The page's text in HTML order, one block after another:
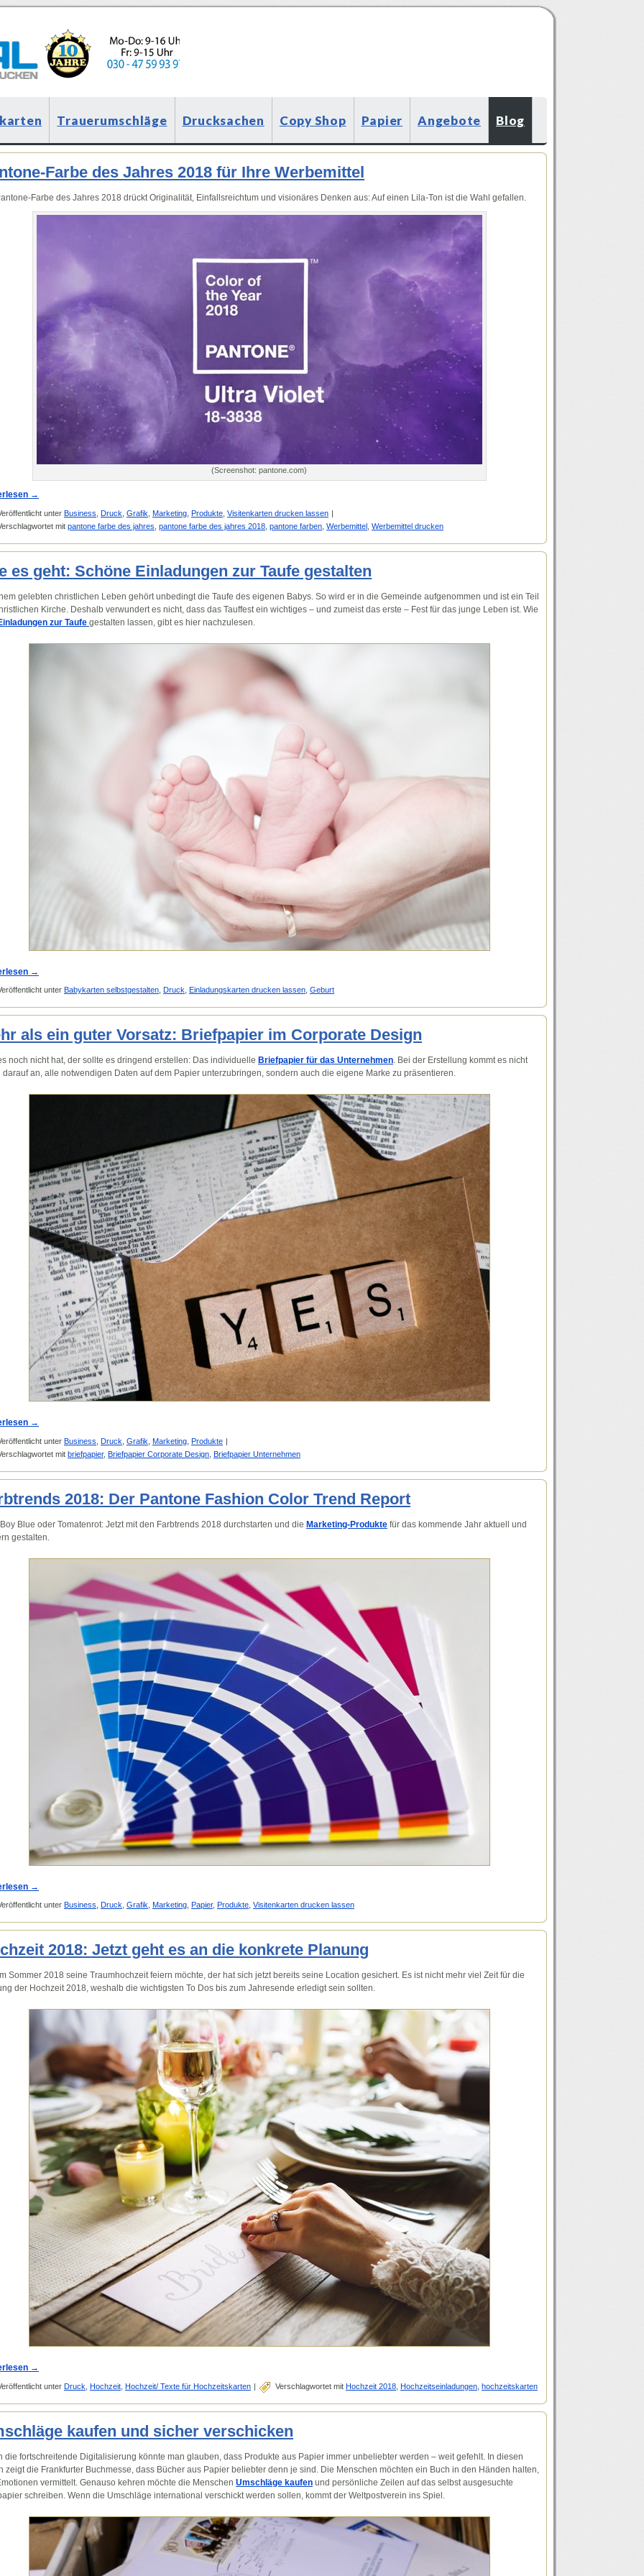
Trauerumschläge Drucksachen Copy Shop Papier Angebote Blog
Farbe des Jahres 2018 für Ihre Werbemittel
Farbe des Jahres 2018 drückt Originalität, Einfallsreichtum und visionäres Denken aus: Auf einen Lila-Ton ist die Wahl gefallen.
(Screenshot: pantone.com)
→
unter Business Druck Grafik Marketing Produkte Visitenkarten drucken lassen |
mit pantone farbe des jahres pantone farbe des jahres 2018 pantone farben Werbemittel Werbemittel drucken
es geht: Schöne Einladungen zur Taufe gestalten
gelebten christlichen Leben gehört unbedingt die Taufe des eigenen Babys. So wird er in die Gemeinde aufgenommen und ist ein Teil
Kirche. Deshalb verwundert es nicht, dass das Tauffest ein wichtiges – und zumeist das erste – Fest für das junge Leben ist. Wie
zur Taufe gestalten lassen, gibt es hier nachzulesen.
→
unter Babykarten selbstgestalten Druck Einladungskarten drucken lassen Geburt
als ein guter Vorsatz: Briefpapier im Corporate Design
noch nicht hat, der sollte es dringend erstellen: Das individuelle Briefpapier für das Unternehmen. Bei der Erstellung kommt es nicht
darauf an, alle notwendigen Daten auf dem Papier unterzubringen, sondern auch die eigene Marke zu präsentieren.
→
unter Business Druck Grafik Marketing Produkte |
mit briefpapier, Briefpapier Corporate Design Briefpapier Unternehmen
2018: Der Pantone Fashion Color Trend Report
Blue oder Tomatenrot: Jetzt mit den Farbtrends 2018 durchstarten und die Marketing-Produkte für das kommende Jahr aktuell und
gestalten.
→
unter Business Druck Grafik Marketing Papier, Produkte Visitenkarten drucken lassen
2018: Jetzt geht es an die konkrete Planung
Sommer 2018 seine Traumhochzeit feiern möchte, der hat sich jetzt bereits seine Location gesichert. Es ist nicht mehr viel Zeit für die
der Hochzeit 2018, weshalb die wichtigsten To Dos bis zum Jahresende erledigt sein sollten.
→
unter Druck Hochzeit Hochzeit/ Texte für Hochzeitskarten | Verschlagwortet mit Hochzeit 2018 Hochzeitseinladungen hochzeitskarten
kaufen und sicher verschicken
die fortschreitende Digitalisierung könnte man glauben, dass Produkte aus Papier immer unbeliebter werden – weit gefehlt. In diesen
zeigt die Frankfurter Buchmesse, dass Bücher aus Papier beliebter denn je sind. Die Menschen möchten ein Buch in den Händen halten,
vermittelt. Genauso kehren möchte die Menschen Umschläge kaufen und persönliche Zeilen auf das selbst ausgesuchte
schreiben. Wenn die Umschläge international verschickt werden sollen, kommt der Weltpostverein ins Spiel.